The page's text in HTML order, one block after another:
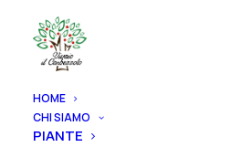
HOME
CHI SIAMO
PIANTE